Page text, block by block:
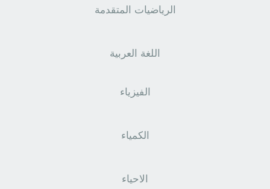
الرياضيات المتقدمة
اللغة العربية
الفيزياء
الكمياء
الاحياء